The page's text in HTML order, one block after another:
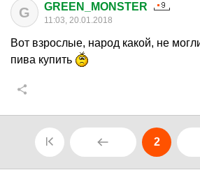
G GREEN_MONSTER
11:03, 20.01.2018
Вот взрослые, народ какой, не
пива купить
2